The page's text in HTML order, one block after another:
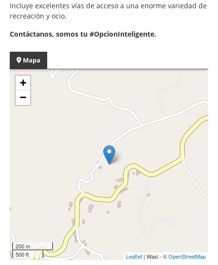
Incluye excelentes vías de acceso a una enorme variedad de
recreación y ocio.
Contáctanos, somos tu #OpcionInteligente.
Mapa
+
−
200 m
500 ft
Leaflet | Wasi - ©OpenStreetMap